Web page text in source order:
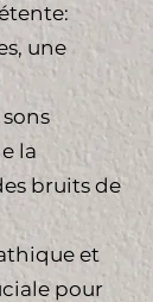
une
la
bruits de
et
pour